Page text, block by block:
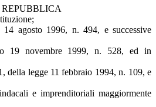
agosto 1996, n. 494, e successive
19 novembre 1999, n. 528, ed in
della legge 11 febbraio 1994, n. 109, e
e imprenditoriali maggiormente